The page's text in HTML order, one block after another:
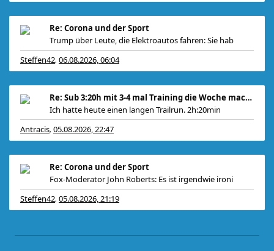
Re: Corona und der Sport
Trump über Leute, die Elektroautos fahren: Sie hab
Steffen42, 06.08.2026, 06:04
Re: Sub 3:20h mit 3-4 mal Training die Woche machb
Ich hatte heute einen langen Trailrun. 2h:20min
Antracis, 05.08.2026, 22:47
Re: Corona und der Sport
Fox-Moderator John Roberts: Es ist irgendwie ironi
Steffen42, 05.08.2026, 21:19